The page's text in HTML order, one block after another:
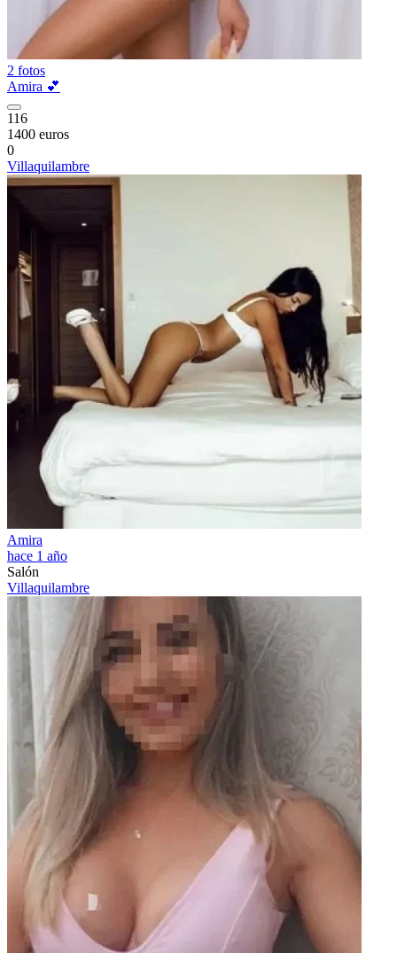
2 fotos
Amira 💕
116
1400 euros
0
Villaquilambre
Amira
hace 1 año
Salón
Villaquilambre